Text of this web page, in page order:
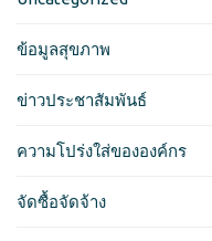
ข้อมูลสุขภาพ
ข่าวประชาสัมพันธ์
ความโปร่งใส่ขององค์กร
จัดซื้อจัดจ้าง